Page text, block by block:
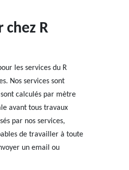
chez R
les services du R
Nos services sont
calculés par mètre
avant tous travaux
par nos services,
de travailler à toute
un email ou